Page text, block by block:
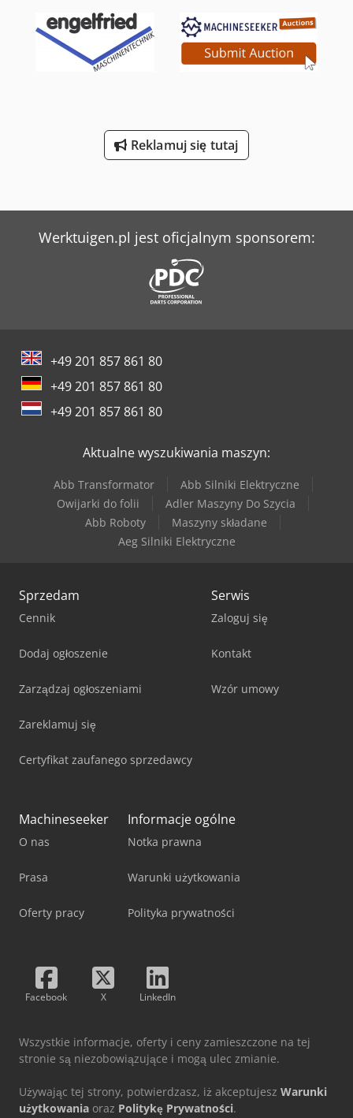
Reklamuj się tutaj
Werktuigen.pl jest oficjalnym sponsorem:
+49 201 857 861 80
+49 201 857 861 80
+49 201 857 861 80
Aktualne wyszukiwania maszyn:
Abb Transformator
Abb Silniki Elektryczne
Owijarki do folii
Adler Maszyny Do Szycia
Abb Roboty
Maszyny składane
Aeg Silniki Elektryczne
Sprzedam
Cennik
Dodaj ogłoszenie
Zarządzaj ogłoszeniami
Zareklamuj się
Certyfikat zaufanego sprzedawcy
Serwis
Zaloguj się
Kontakt
Wzór umowy
Machineseeker
O nas
Prasa
Oferty pracy
Informacje ogólne
Notka prawna
Warunki użytkowania
Polityka prywatności
Facebook X LinkedIn
Wszystkie informacje, oferty i ceny zamieszczone na tej
stronie są niezobowiązujące i mogą ulec zmianie.
Używając tej strony, potwierdzasz, iż akceptujesz Warunki
użytkowania oraz Politykę Prywatności.